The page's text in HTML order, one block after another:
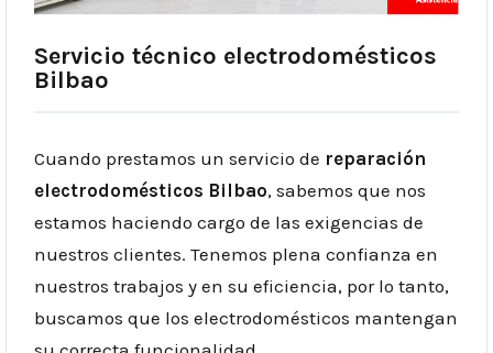
Servicio técnico electrodomésticos
Bilbao
Cuando prestamos un servicio de reparación
electrodomésticos Bilbao, sabemos que nos
estamos haciendo cargo de las exigencias de
nuestros clientes. Tenemos plena confianza en
nuestros trabajos y en su eficiencia, por lo tanto,
buscamos que los electrodomésticos mantengan